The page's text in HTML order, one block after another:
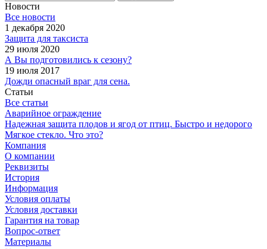
Новости
Все новости
1 декабря 2020
Защита для таксиста
29 июля 2020
А Вы подготовились к сезону?
19 июля 2017
Дожди опасный враг для сена.
Статьи
Все статьи
Аварийное ограждение
Надежная защита плодов и ягод от птиц. Быстро и недорого
Мягкое стекло. Что это?
Компания
О компании
Реквизиты
История
Информация
Условия оплаты
Условия доставки
Гарантия на товар
Вопрос-ответ
Материалы